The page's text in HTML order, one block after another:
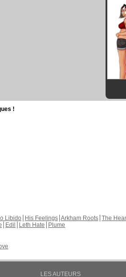
!
Libido His Feelings Arkham Roots The
Edil Leth Hate
Plume
LES AUTEURS